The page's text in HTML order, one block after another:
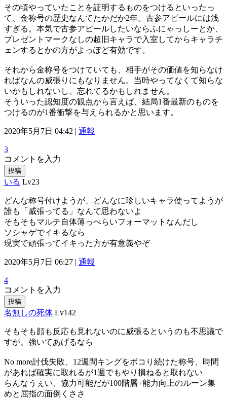
その頃やっていたことを証明するものをつけるといったっ
て、金称号の歴史なんてたかだか2年。古参アピールには浅
すぎる。本気で古参アピールしたいならふにゃっしーとか、
プレゼントマークなしの超旧キャラで入室してからキャラチ
ェンするとかの方がよっぽど有効です。
それから金称号をつけていても、相手がその価値を知らなけ
ればなんの威張りにもなりません。当時やってなくて知らな
いかもしれないし、忘れてるかもしれません。
そういった認知度の観点から言えば、結局1番最新のものを
つけるのが1番衝撃を与えられるかと思います。
2020年5月7日 04:42 | 通報
3
コメントを入力
投稿
いる Lv23
どんな称号付けようが、どんなに珍しいキャラ使ってようが
誰も「威張ってる」なんて思わないよ
そもそもマルチ自体薄っぺらいフォーマットなんだし
ソシャゲでイキるなら
現実で頑張ってイキった方が有意義やぞ
2020年5月7日 06:27 | 通報
4
コメントを入力
投稿
名無しの死体 Lv142
そもそも顔も反応も見れないのに威張るというのも不思議で
すが、強いてあげるなら
No more討伐失敗、12週間キングをボコり続けた称号、時間
があれば確実に取れるが1週でもやり損ねると取れない
らんなうぇい、協力可能だが100階層+能力向上のルーン集
めと屈指の面倒くささ